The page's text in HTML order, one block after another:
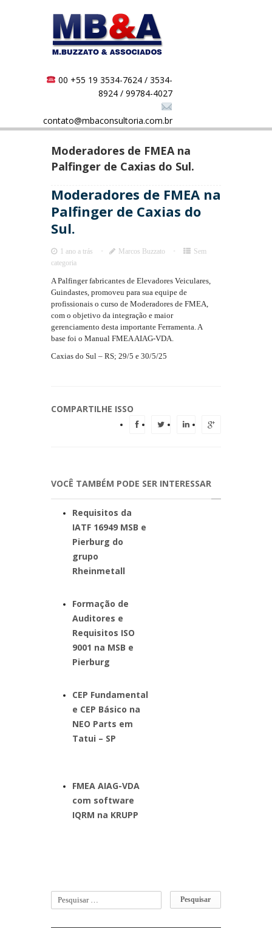
00 +55 19 3534-7624 / 3534-
8924 / 99784-4027
contato@mbaconsultoria.com.br
Moderadores de FMEA na
Palfinger de Caxias do Sul.
Moderadores de FMEA na
Palfinger de Caxias do
Sul.
1 ano a trás Marcos Buzzato
Sem
categoria
A Palfinger fabricantes de Elevadores Veiculares,
Guindastes, promoveu para sua equipe de
profissionais o curso de Moderadores de FMEA,
com o objetivo da integração e maior
gerenciamento desta importante Ferramenta. A
base foi o Manual FMEA AIAG-VDA.
Caxias do Sul – RS; 29/5 e 30/5/25
COMPARTILHE ISSO
VOCÊ TAMBÉM PODE SER INTERESSAR
Requisitos da
IATF 16949 MSB e
Pierburg do
grupo
Rheinmetall
Formação de
Auditores e
Requisitos ISO
9001 na MSB e
Pierburg
CEP Fundamental
e CEP Básico na
NEO Parts em
Tatui – SP
FMEA AIAG-VDA
com software
IQRM na KRUPP